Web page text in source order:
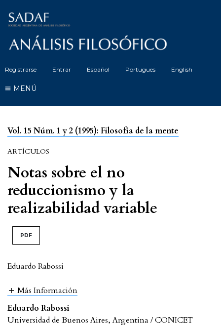
Registrarse Entrar Español Portugues English
MENÚ
Vol. 15 Núm. 1 y 2 (1995): Filosofía de la mente
ARTÍCULOS
Notas sobre el no
reduccionismo y la
realizabilidad variable
PDF
Eduardo Rabossi
Más Información
Eduardo Rabossi
Universidad de Buenos Aires, Argentina / CONICET